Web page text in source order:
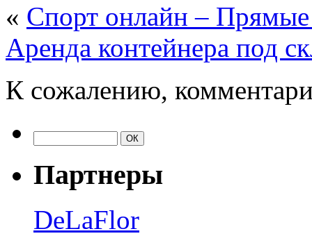
« Спорт онлайн – Прямые
Аренда контейнера под
К сожалению,
Партнеры
DeLaFlor